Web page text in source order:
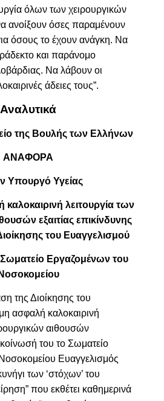
όλων των χειρουργικών
ανοίξουν όσες παραμένουν
όσους το έχουν ανάγκη. Να
και παράνομο
Να λάβουν οι
άδειες τους”.
Αναλυτικά
της Βουλής των Ελλήνων
ΑΝΑΦΟΡΑ
Υπουργό Υγείας
λειτουργία των
εξαιτίας επικίνδυνης
του Ευαγγελισμού
Σωματείο Εργαζομένων του
Νοσοκομείου
της Διοίκησης του
ασφαλή καλοκαιρινή
αιθουσών
του το Σωματείο
Ευαγγελισμός
των ‘στόχων’ του
που εκθέτει καθημερινά